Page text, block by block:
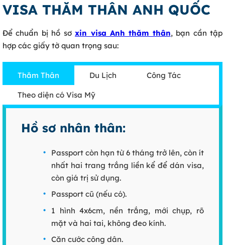
VISA THĂM THÂN ANH QUỐC
Để chuẩn bị hồ sơxin visa Anh thăm thân, bạn cần tập
hợp các giấy tờ quan trọng sau:
Thăm Thân Du Lịch Công Tác
Theo diện có Visa Mỹ
Hồ sơ nhân thân:
Passport còn hạn từ 6 tháng trở lên, còn ít
nhất hai trang trắng liền kể để dán visa,
còn giá trị sử dụng.
Passport cũ (nếu có).
1 hình 4x6cm, nền trắng, mới chụp, rõ
mặt và hai tai, không đeo kính.
Căn cước công dân.